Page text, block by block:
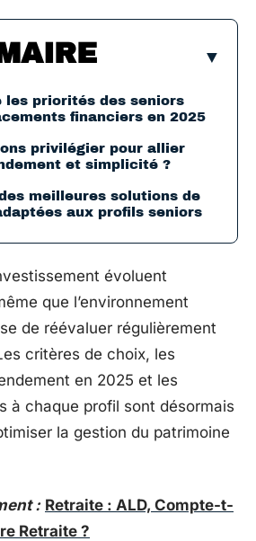
les priorités des seniors
financiers en 2025
privilégier pour allier
et simplicité ?
meilleures solutions de
aux profils seniors
évoluent
que l’environnement
de réévaluer régulièrement
critères de choix, les
en 2025 et les
à chaque profil sont désormais
la gestion du patrimoine
: Retraite : ALD, Compte-t-
Retraite ?